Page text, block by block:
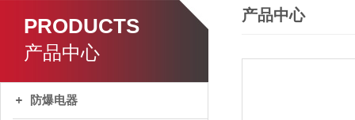
PRODUCTS
产品中心
防爆电器
产品中心